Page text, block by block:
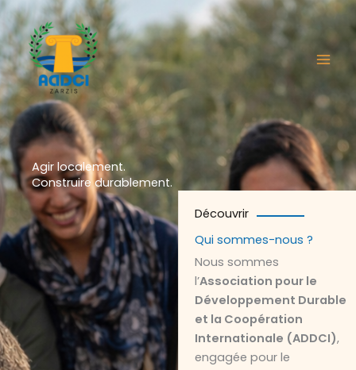
Aller
au
contenu
Agir localement.
Construire durablement.
Découvrir
Qui sommes-nous ?
Nous sommes
l’Association pour le
Développement Durable
et la Coopération
Internationale (ADDCI),
engagée pour le